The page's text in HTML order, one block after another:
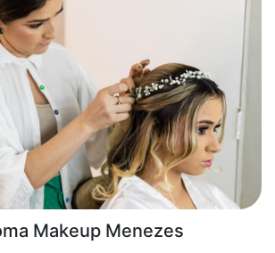
Makeup Menezes